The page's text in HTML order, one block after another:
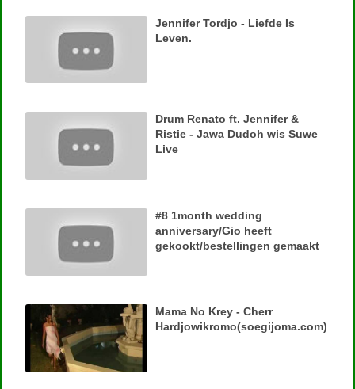
Jennifer Tordjo - Liefde Is
Leven.
Drum Renato ft. Jennifer &
Ristie - Jawa Dudoh wis Suwe
Live
#8 1month wedding
anniversary/Gio heeft
gekookt/bestellingen gemaakt
Mama No Krey - Cherr
Hardjowikromo(soegijoma.com)